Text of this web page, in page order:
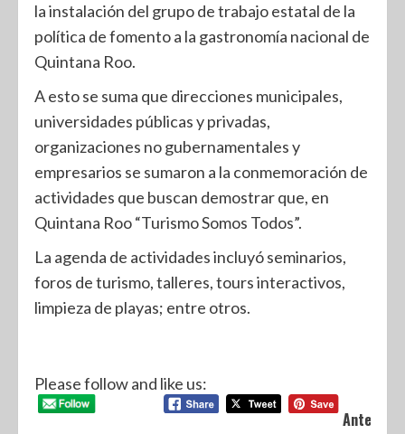
la instalación del grupo de trabajo estatal de la
política de fomento a la gastronomía nacional de
Quintana Roo.
A esto se suma que direcciones municipales,
universidades públicas y privadas,
organizaciones no gubernamentales y
empresarios se sumaron a la conmemoración de
actividades que buscan demostrar que, en
Quintana Roo “Turismo Somos Todos”.
La agenda de actividades incluyó seminarios,
foros de turismo, talleres, tours interactivos,
limpieza de playas; entre otros.
Please follow and like us:
Anterior: